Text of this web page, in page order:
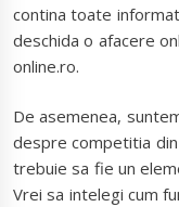
contina toate
deschida o afacere
online.ro.
De asemenea,
despre competitia
trebuie sa fie un
Vrei sa intelegi cum